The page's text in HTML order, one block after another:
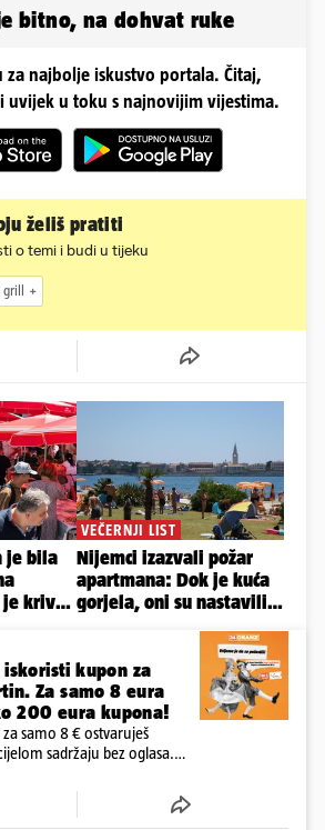
bitno, na dohvat ruke
za najbolje iskustvo portala. Čitaj,
uvijek u toku s najnovijim vijestima.
želiš pratiti
o temi i budi u tijeku
kupon za
Za samo 8 eura
200 eura kupona!
samo 8 € ostvaruješ
sadržaju bez oglasa.
i tjednika Express. Ali ni to